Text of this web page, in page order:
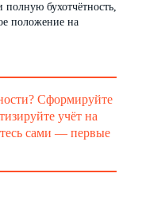
бухотчётность,
положение на
Сформируйте
учёт на
сами — первые